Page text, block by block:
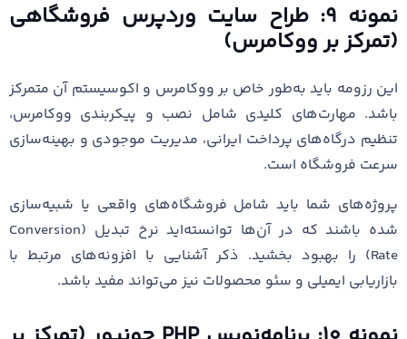
نمونه ۹: طراح سایت وردپرس فروشگاهی
(تمرکز بر ووکامرس)
این رزومه باید به‌طور خاص بر ووکامرس و اکوسیستم آن متمرکز
باشد. مهارت‌های کلیدی شامل نصب و پیکربندی ووکامرس،
تنظیم درگاه‌های پرداخت ایرانی، مدیریت موجودی و بهینه‌سازی
سرعت فروشگاه است.
پروژه‌های شما باید شامل فروشگاه‌های واقعی یا شبیه‌سازی
شده باشند که در آن‌ها توانسته‌اید نرخ تبدیل (Conversion
Rate) را بهبود بخشید. ذکر آشنایی با افزونه‌های مرتبط با
بازاریابی ایمیلی و سئو محصولات نیز می‌تواند مفید باشد.